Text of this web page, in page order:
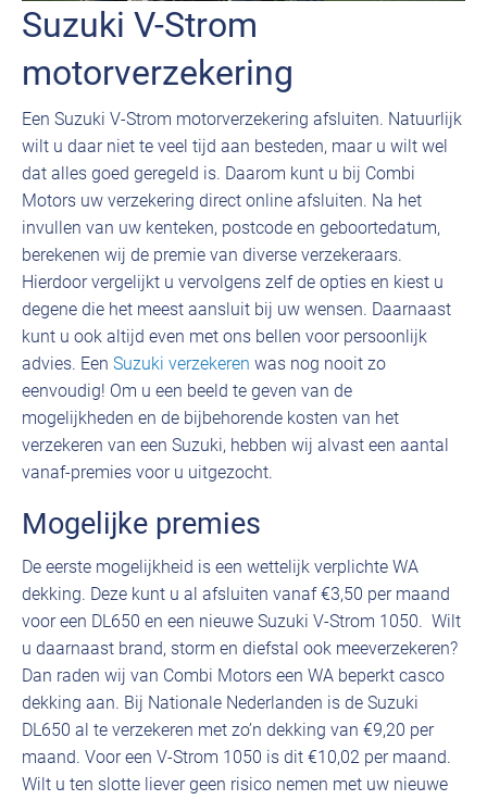
Suzuki V-Strom
motorverzekering
Een Suzuki V-Strom motorverzekering afsluiten. Natuurlijk
wilt u daar niet te veel tijd aan besteden, maar u wilt wel
dat alles goed geregeld is. Daarom kunt u bij Combi
Motors uw verzekering direct online afsluiten. Na het
invullen van uw kenteken, postcode en geboortedatum,
berekenen wij de premie van diverse verzekeraars.
Hierdoor vergelijkt u vervolgens zelf de opties en kiest u
degene die het meest aansluit bij uw wensen. Daarnaast
kunt u ook altijd even met ons bellen voor persoonlijk
advies. Een Suzuki verzekeren was nog nooit zo
eenvoudig! Om u een beeld te geven van de
mogelijkheden en de bijbehorende kosten van het
verzekeren van een Suzuki, hebben wij alvast een aantal
vanaf-premies voor u uitgezocht.
Mogelijke premies
De eerste mogelijkheid is een wettelijk verplichte WA
dekking. Deze kunt u al afsluiten vanaf €3,50 per maand
voor een DL650 en een nieuwe Suzuki V-Strom 1050. Wilt
u daarnaast brand, storm en diefstal ook meeverzekeren?
Dan raden wij van Combi Motors een WA beperkt casco
dekking aan. Bij Nationale Nederlanden is de Suzuki
DL650 al te verzekeren met zo’n dekking van €9,20 per
maand. Voor een V-Strom 1050 is dit €10,02 per maand.
Wilt u ten slotte liever geen risico nemen met uw nieuwe